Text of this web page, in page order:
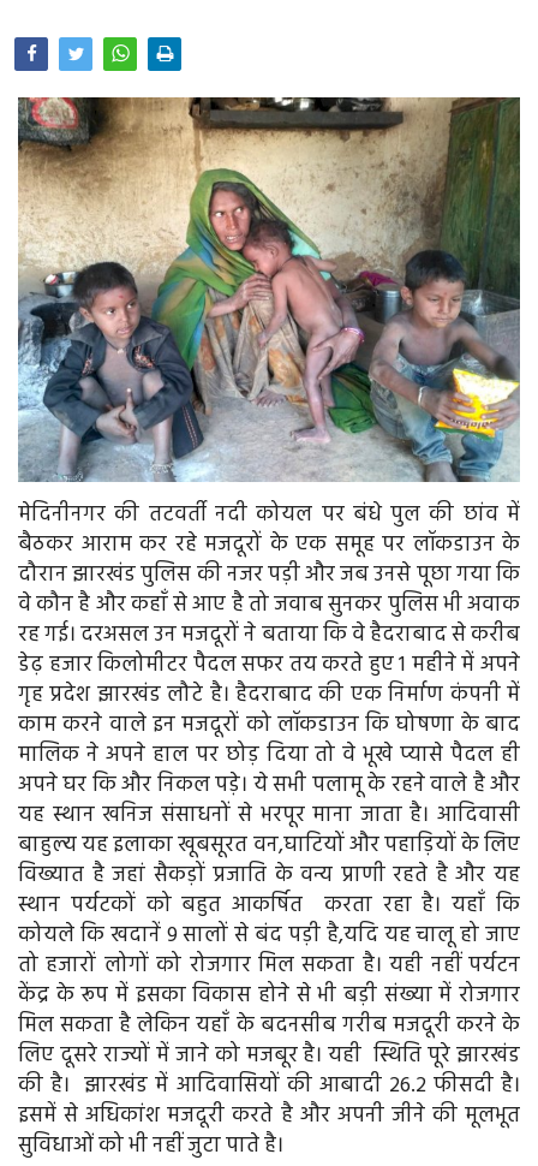
मेदिनीनगर की तटवर्ती नदी कोयल पर बंधे पुल की छांव में
बैठकर आराम कर रहे मजदूरों के एक समूह पर लॉकडाउन के
दौरान झारखंड पुलिस की नजर पड़ी और जब उनसे पूछा गया कि
वे कौन है और कहाँ से आए है तो जवाब सुनकर पुलिस भी अवाक
रह गई। दरअसल उन मजदूरों ने बताया कि वे हैदराबाद से करीब
डेढ़ हजार किलोमीटर पैदल सफर तय करते हुए 1 महीने में अपने
गृह प्रदेश झारखंड लौटे है। हैदराबाद की एक निर्माण कंपनी में
काम करने वाले इन मजदूरों को लॉकडाउन कि घोषणा के बाद
मालिक ने अपने हाल पर छोड़ दिया तो वे भूखे प्यासे पैदल ही
अपने घर कि और निकल पड़े। ये सभी पलामू के रहने वाले है और
यह स्थान खनिज संसाधनों से भरपूर माना जाता है। आदिवासी
बाहुल्य यह इलाका खूबसूरत वन,घाटियों और पहाड़ियों के लिए
विख्यात है जहां सैकड़ों प्रजाति के वन्य प्राणी रहते है और यह
स्थान पर्यटकों को बहुत आकर्षित करता रहा है। यहाँ कि
कोयले कि खदानें 9 सालों से बंद पड़ी है,यदि यह चालू हो जाए
तो हजारों लोगों को रोजगार मिल सकता है। यही नहीं पर्यटन
केंद्र के रूप में इसका विकास होने से भी बड़ी संख्या में रोजगार
मिल सकता है लेकिन यहाँ के बदनसीब गरीब मजदूरी करने के
लिए दूसरे राज्यों में जाने को मजबूर है। यही स्थिति पूरे झारखंड
की है। झारखंड में आदिवासियों की आबादी 26.2 फीसदी है।
इसमें से अधिकांश मजदूरी करते है और अपनी जीने की मूलभूत
सुविधाओं को भी नहीं जुटा पाते है।